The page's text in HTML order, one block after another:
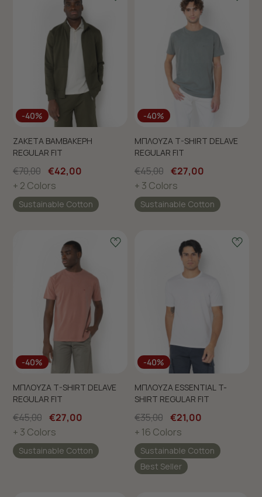
-40%
ΖΑΚΕΤΑ ΒΑΜΒΑΚΕΡΗ
REGULAR FIT
€70,00 €42,00
+ 2 Colors
Sustainable Cotton
-40%
ΜΠΛΟΥΖΑ T-SHIRT DELAVE
REGULAR FIT
€45,00 €27,00
+ 3 Colors
Sustainable Cotton
-40%
ΜΠΛΟΥΖΑ T-SHIRT DELAVE
REGULAR FIT
€45,00 €27,00
+ 3 Colors
Sustainable Cotton
-40%
ΜΠΛΟΥΖΑ ESSENTIAL T-
SHIRT REGULAR FIT
€35,00 €21,00
+ 16 Colors
Sustainable Cotton
Best Seller